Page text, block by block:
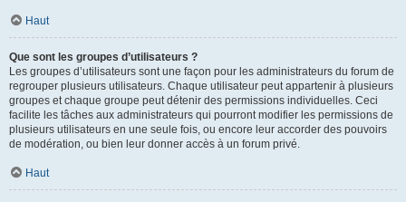
Haut
Que sont les groupes d’utilisateurs ?
Les groupes d’utilisateurs sont une façon pour les administrateurs du forum de
regrouper plusieurs utilisateurs. Chaque utilisateur peut appartenir à plusieurs
groupes et chaque groupe peut détenir des permissions individuelles. Ceci
facilite les tâches aux administrateurs qui pourront modifier les permissions de
plusieurs utilisateurs en une seule fois, ou encore leur accorder des pouvoirs
de modération, ou bien leur donner accès à un forum privé.
Haut